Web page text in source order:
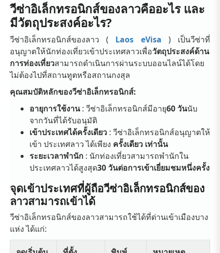
วีซ่าอิเล็กทรอนิกส์ของลาวคืออะไร และ
มีวัตถุประสงค์อะไร?
วีซ่าอิเล็กทรอนิกส์ของลาว ( Laos eVisa ) เป็นวีซ่าที่
อนุญาตให้นักท่องเที่ยวเข้าประเทศลาวเพื่อวัตถุประสงค์ด้าน
การท่องเที่ยวสามารถดำเนินการผ่านระบบออนไลน์ได้โดย
ไม่ต้องไปที่สถานทูตหรือสถานกงสุล
คุณสมบัติหลักของวีซ่าอิเล็กทรอนิกส์:
อายุการใช้งาน: วีซ่าอิเล็กทรอนิกส์มีอายุ60 วันนับ
จากวันที่ได้รับอนุมัติ
เข้าประเทศได้ครั้งเดียว : วีซ่าอิเล็กทรอนิกส์อนุญาตให้
เข้า ประเทศลาว ได้เพียง ครั้งเดียว เท่านั้น
ระยะเวลาพำนัก : นักท่องเที่ยวสามารถพำนักใน
ประเทศลาวได้สูงสุด30 วันต่อการเข้าเยี่ยมชมหนึ่งครั้ง
จุดเข้าประเทศที่ผู้ถือวีซ่าอิเล็กทรอนิกส์ของ
ลาวสามารถเข้าได้
วีซ่าอิเล็กทรอนิกส์ของลาวสามารถใช้ได้ที่ด่านเข้าเมืองบาง
แห่ง ได้แก่: